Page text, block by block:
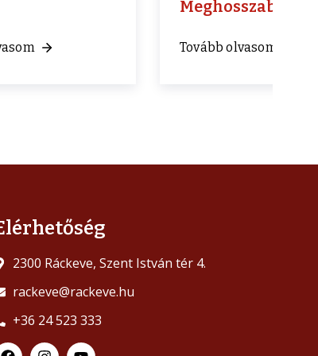
Tovább olvasom
2300 Ráckeve, Szent István tér 4.
rackeve@rackeve.hu
+36 24 523 333